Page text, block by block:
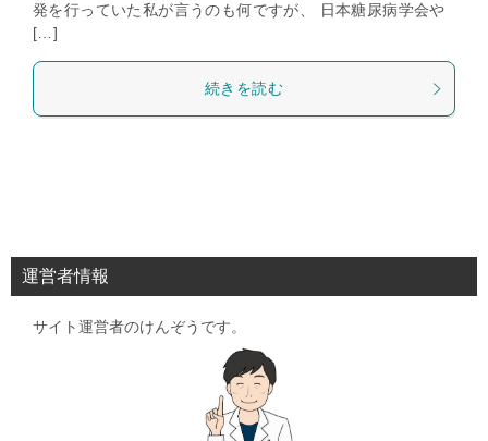
発を行っていた私が言うのも何ですが、 日本糖尿病学会や
[…]
続きを読む
運営者情報
サイト運営者のけんぞうです。